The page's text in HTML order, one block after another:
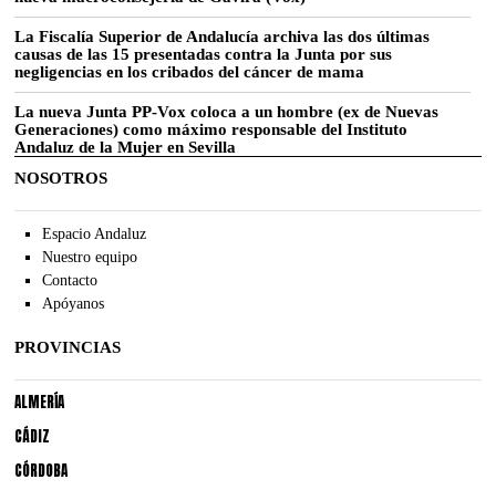
La Fiscalía Superior de Andalucía archiva las dos últimas
causas de las 15 presentadas contra la Junta por sus
negligencias en los cribados del cáncer de mama
La nueva Junta PP-Vox coloca a un hombre (ex de Nuevas
Generaciones) como máximo responsable del Instituto
Andaluz de la Mujer en Sevilla
NOSOTROS
Espacio Andaluz
Nuestro equipo
Contacto
Apóyanos
PROVINCIAS
ALMERÍA
CÁDIZ
CÓRDOBA